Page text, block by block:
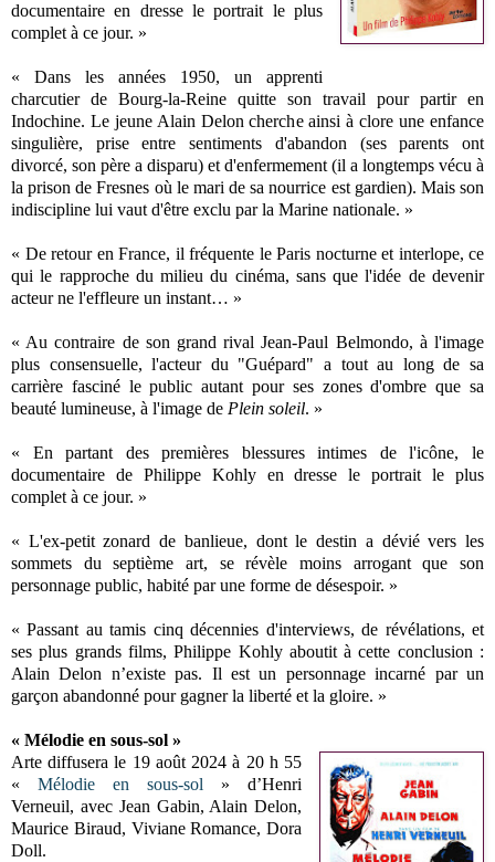
documentaire en dresse le portrait le plus
complet à ce jour. »
« Dans les années 1950, un apprenti
charcutier de Bourg-la-Reine quitte son travail pour partir en
Indochine. Le jeune Alain Delon cherche ainsi à clore une enfance
singulière, prise entre sentiments d'abandon (ses parents ont
divorcé, son père a disparu) et d'enfermement (il a longtemps vécu à
la prison de Fresnes où le mari de sa nourrice est gardien). Mais son
indiscipline lui vaut d'être exclu par la Marine nationale. »
« De retour en France, il fréquente le Paris nocturne et interlope, ce
qui le rapproche du milieu du cinéma, sans que l'idée de devenir
acteur ne l'effleure un instant… »
« Au contraire de son grand rival Jean-Paul Belmondo, à l'image
plus consensuelle, l'acteur du "Guépard" a tout au long de sa
carrière fasciné le public autant pour ses zones d'ombre que sa
beauté lumineuse, à l'image de Plein soleil. »
« En partant des premières blessures intimes de l'icône, le
documentaire de Philippe Kohly en dresse le portrait le plus
complet à ce jour. »
« L'ex-petit zonard de banlieue, dont le destin a dévié vers les
sommets du septième art, se révèle moins arrogant que son
personnage public, habité par une forme de désespoir. »
« Passant au tamis cinq décennies d'interviews, de révélations, et
ses plus grands films, Philippe Kohly aboutit à cette conclusion :
Alain Delon n’existe pas. Il est un personnage incarné par un
garçon abandonné pour gagner la liberté et la gloire. »
« Mélodie en sous-sol »
Arte diffusera le 19 août 2024 à 20 h 55
«Mélodie en sous-sol » d’Henri
Verneuil, avec Jean Gabin, Alain Delon,
Maurice Biraud, Viviane Romance, Dora
Doll.